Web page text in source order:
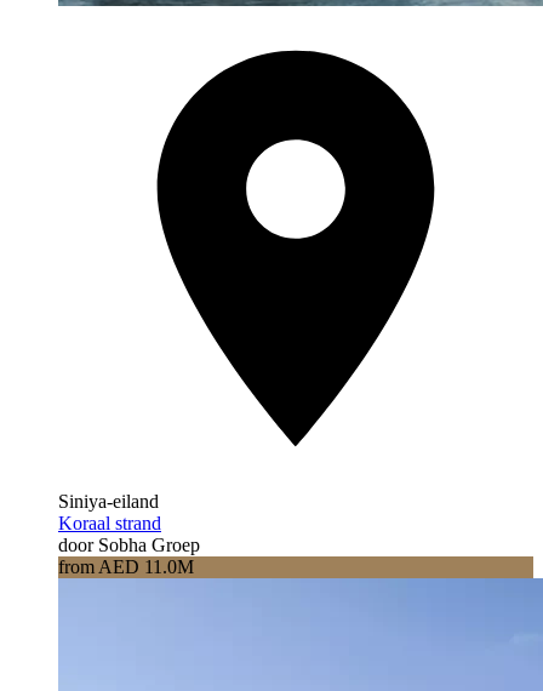
Siniya-eiland
Koraal strand
door Sobha Groep
from AED 11.0M